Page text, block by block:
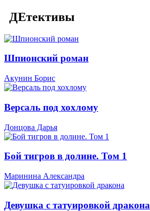
ДЕтективы
Шпионский роман
Акунин Борис
Версаль под хохлому
Донцова Дарья
Бой тигров в долине. Том 1
Маринина Александра
Девушка с татуировкой дракона